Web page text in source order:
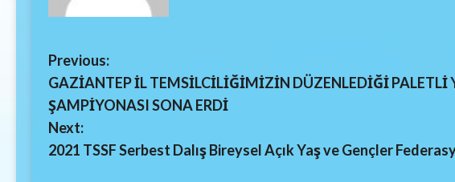
Previous:
GAZİANTEP İL TEMSİLCİLİĞİMİZİN DÜZENLEDİĞİ PALETLİ
ŞAMPİYONASI SONA ERDİ
Next:
2021 TSSF Serbest Dalış Bireysel Açık Yaş ve Gençler